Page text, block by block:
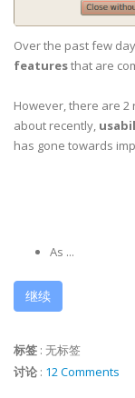
Over the past few
featuresthat are
However, there are
about recently,
has gone towards
As ...
继续
标签 : 无标签
讨论 : 12 Comments